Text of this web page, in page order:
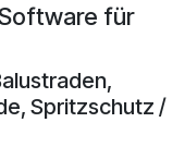
für
Spritzschutz /